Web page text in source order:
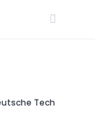
Tech